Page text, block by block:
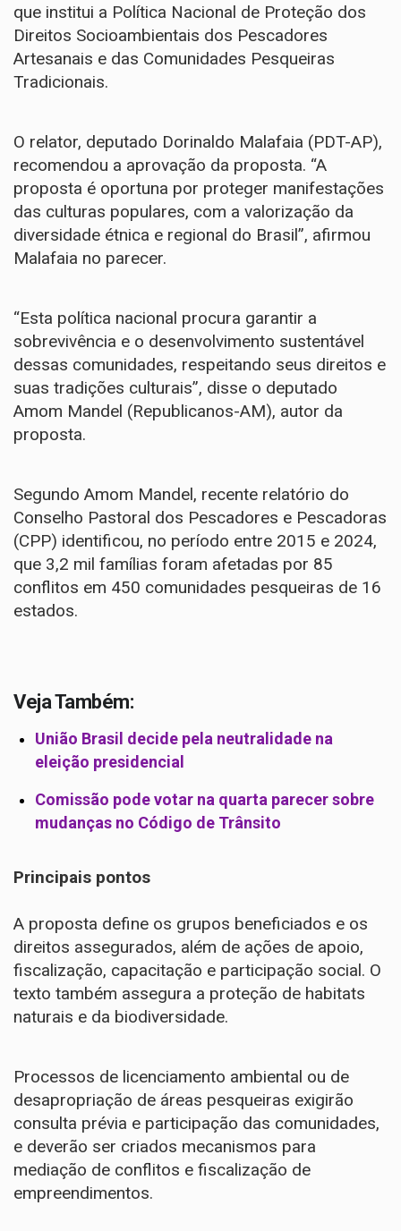
que institui a Política Nacional de Proteção dos
Direitos Socioambientais dos Pescadores
Artesanais e das Comunidades Pesqueiras
Tradicionais.
O relator, deputado Dorinaldo Malafaia (PDT-AP),
recomendou a aprovação da proposta. “A
proposta é oportuna por proteger manifestações
das culturas populares, com a valorização da
diversidade étnica e regional do Brasil”, afirmou
Malafaia no parecer.
“Esta política nacional procura garantir a
sobrevivência e o desenvolvimento sustentável
dessas comunidades, respeitando seus direitos e
suas tradições culturais”, disse o deputado
Amom Mandel (Republicanos-AM), autor da
proposta.
Segundo Amom Mandel, recente relatório do
Conselho Pastoral dos Pescadores e Pescadoras
(CPP) identificou, no período entre 2015 e 2024,
que 3,2 mil famílias foram afetadas por 85
conflitos em 450 comunidades pesqueiras de 16
estados.
Veja Também:
União Brasil decide pela neutralidade na
eleição presidencial
Comissão pode votar na quarta parecer sobre
mudanças no Código de Trânsito
Principais pontos
A proposta define os grupos beneficiados e os
direitos assegurados, além de ações de apoio,
fiscalização, capacitação e participação social. O
texto também assegura a proteção de habitats
naturais e da biodiversidade.
Processos de licenciamento ambiental ou de
desapropriação de áreas pesqueiras exigirão
consulta prévia e participação das comunidades,
e deverão ser criados mecanismos para
mediação de conflitos e fiscalização de
empreendimentos.